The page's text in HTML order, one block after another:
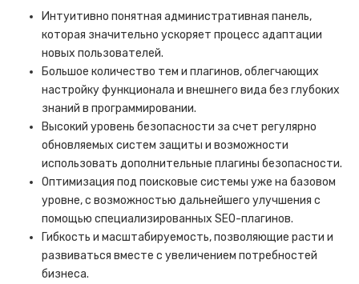
Интуитивно понятная административная панель,
которая значительно ускоряет процесс адаптации
новых пользователей.
Большое количество тем и плагинов, облегчающих
настройку функционала и внешнего вида без глубоких
знаний в программировании.
Высокий уровень безопасности за счет регулярно
обновляемых систем защиты и возможности
использовать дополнительные плагины безопасности.
Оптимизация под поисковые системы уже на базовом
уровне, с возможностью дальнейшего улучшения с
помощью специализированных SEO-плагинов.
Гибкость и масштабируемость, позволяющие расти и
развиваться вместе с увеличением потребностей
бизнеса.